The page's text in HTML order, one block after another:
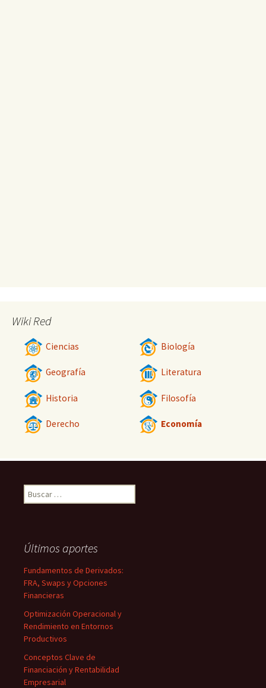
Wiki Red
Ciencias Biología
Geografía Literatura
Historia Filosofía
Derecho Economía
Buscar:
Últimos aportes
Fundamentos de Derivados:
FRA, Swaps y Opciones
Financieras
Optimización Operacional y
Rendimiento en Entornos
Productivos
Conceptos Clave de
Financiación y Rentabilidad
Empresarial